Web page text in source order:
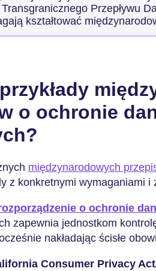
Przepływu
kształtować
o ochronie
międzynarodowych
z konkretnymi wymaganiami i
o ochronie
zapewnia jednostkom
nakładając ścisłe
Consumer Privacy